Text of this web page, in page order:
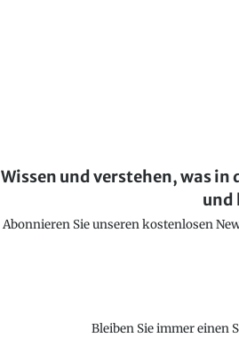
Wissen und verstehen, was
und
Abonnieren Sie unseren kostenlosen
Bleiben Sie immer einen